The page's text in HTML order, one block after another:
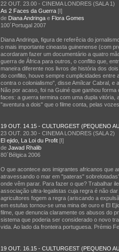
22 OUT. 23.00 - CINEMA LONDRES (SALA 1)
As 2 Faces da Guerra [I]
de Diana Andringa e Flora Gomes
100´Portugal 2007
Diana Andringa, figura de referêcia do
o mais importante cineasta guinenense (com
acordaram fazer um documentário a quatro
guerra de África para outros, o conflito que,
maneira diferente nos livros de história dos
do conflito, houve sempre cumplicidades
contra o colonialismo", disse Amílcar Cabral, e
Não por acaso, foi na Guiné que ganhou
faces: a guerra termina com uma dupla vitória,
"aventura a dois" que o filme conta, pelas
19 OUT. 14.15 - CULTURGEST (PEQUENO
23 OUT. 20.30 - CINEMA LONDRES (SALA 2)
El ejido, La Loi du Profit [I]
de Jawad Rhalib
80´Bélgica 2006
O que acontece aos imigrantes africanos que
atravessando o mar em "pateras"
onde vêm parar. Para fazer o que? Trabalhar
associação ultra-legalistas cuja regra é não
agricultores fogem a regra (ariscando a
em estufas tornou-se uma mina de ouro e El
filme, que denuncia claramente os abusos do
sistema que poderia ser considerado o novo
vida. Ao lado da fronteira portuguesa. Prémio
19 OUT. 16.15 - CULTURGEST (PEQUENO